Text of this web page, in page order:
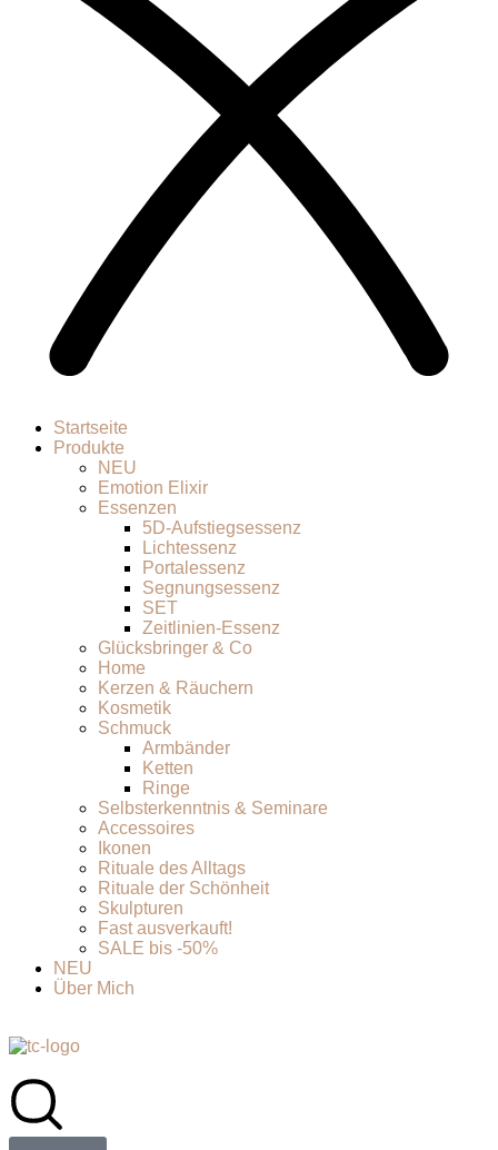
Startseite
Produkte
NEU
Emotion Elixir
Essenzen
5D-Aufstiegsessenz
Lichtessenz
Portalessenz
Segnungsessenz
SET
Zeitlinien-Essenz
Glücksbringer & Co
Home
Kerzen & Räuchern
Kosmetik
Schmuck
Armbänder
Ketten
Ringe
Selbsterkenntnis & Seminare
Accessoires
Ikonen
Rituale des Alltags
Rituale der Schönheit
Skulpturen
Fast ausverkauft!
SALE bis -50%
NEU
Über Mich